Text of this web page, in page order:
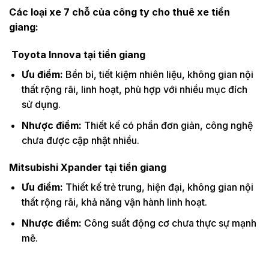
Các loại xe 7 chỗ của công ty cho thuê xe tiền
giang:
Toyota Innova tại tiền giang
Ưu điểm: Bền bỉ, tiết kiệm nhiên liệu, không gian nội
thất rộng rãi, linh hoạt, phù hợp với nhiều mục đích
sử dụng.
Nhược điểm: Thiết kế có phần đơn giản, công nghệ
chưa được cập nhật nhiều.
Mitsubishi Xpander tại tiền giang
Ưu điểm: Thiết kế trẻ trung, hiện đại, không gian nội
thất rộng rãi, khả năng vận hành linh hoạt.
Nhược điểm: Công suất động cơ chưa thực sự mạnh
mẽ.